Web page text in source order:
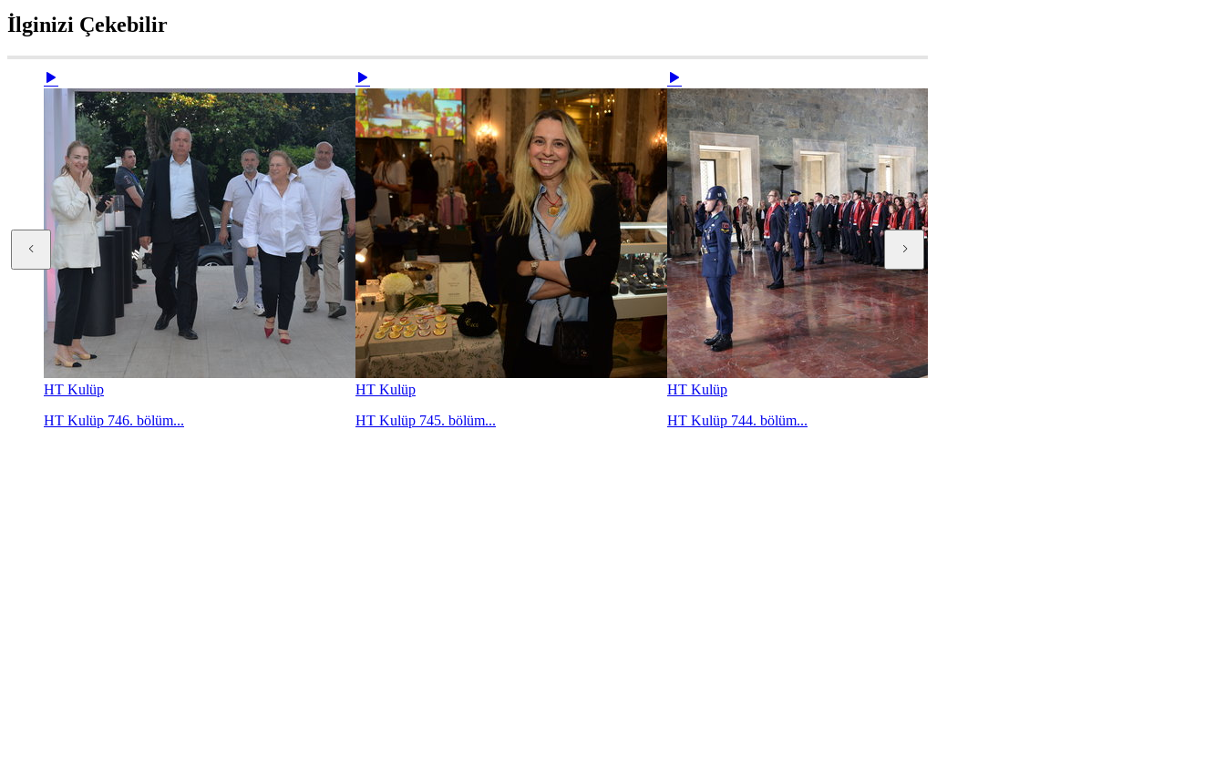
İlginizi Çekebilir
HT Kulüp
HT Kulüp 746. bölüm...
HT Kulüp
HT Kulüp 745. bölüm...
HT Kulüp
HT Kulüp 744. bölüm...